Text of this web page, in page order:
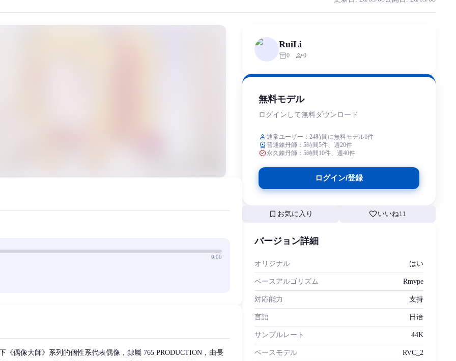
像大師》系列的個性系代表偶像，隸屬 765 PRODUCTION，由長谷川明子配音，生日 11 月 23 日，年齡 14→15 歲，身
0:00
《偶像大師》系列的個性系代表偶像，隸屬 765 PRODUCTION，由長
RuiLi
inventory_20 person_add0
無料モデル
ログインして無料ダウンロード
person 通常ユーザー：24時間に無料モデル1件
workspace_premium 普通錬丹師：5時間5件、週20件
verified永久錬丹師：5時間10件、週40件
ログイン/登録
bookmark お気に入り favoriteいいね11
バージョン詳細
オリジナル はい
ベースアルゴリズム Rmvpe
対応能力 支持
言語 日语
サンプルレート 44K
ベースモデル RVC_2